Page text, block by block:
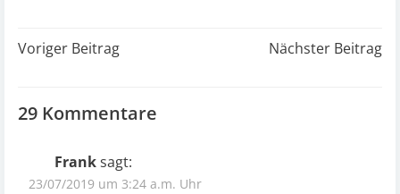
Post
navigation
Voriger Beitrag
PostNächster Beitrag
29 Kommentare
Franksagt:
23/07/2019 um 3:24 a.m. Uhr